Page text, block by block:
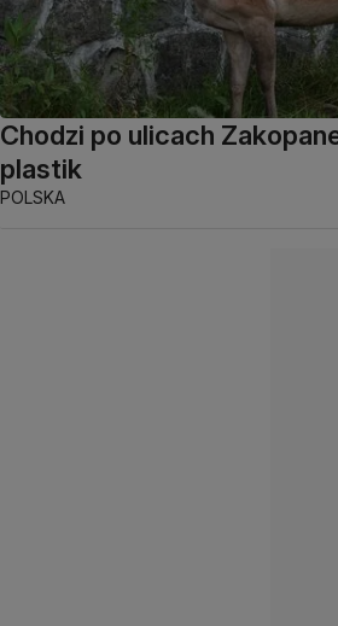
Chodzi po ulicach
plastik
POLSKA